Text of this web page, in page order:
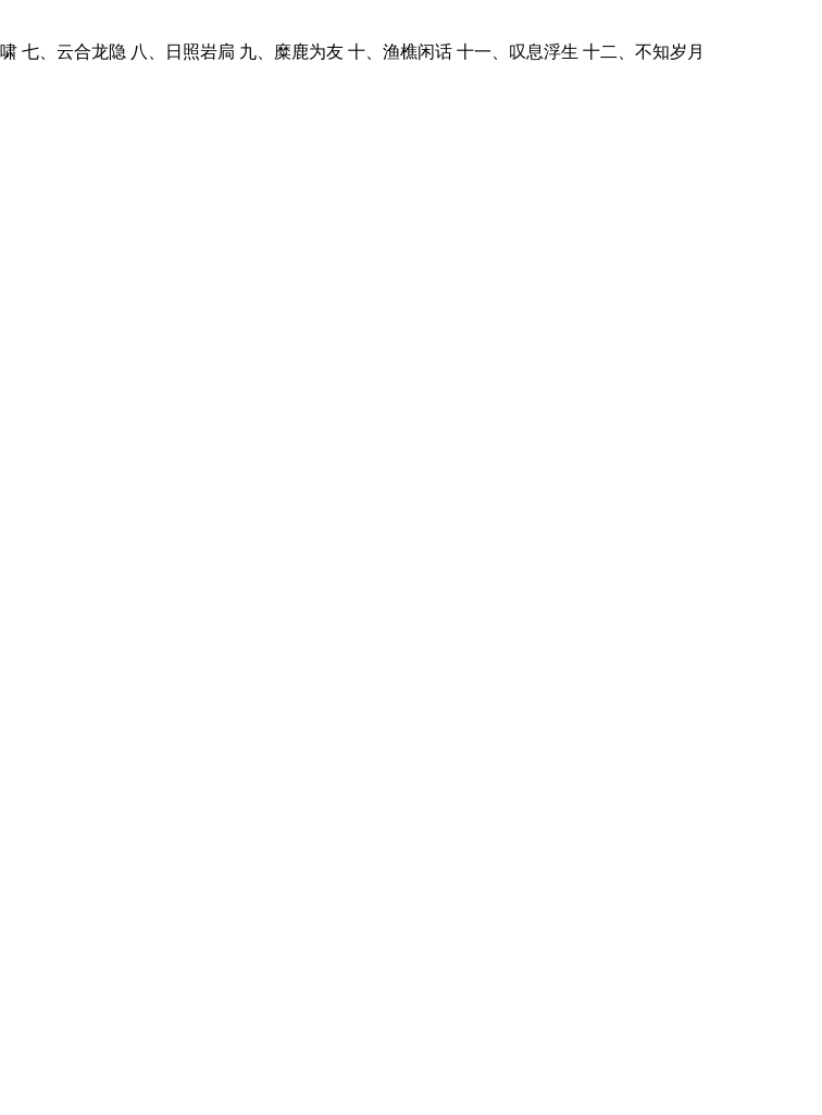
七、云合龙隐 八、日照岩扃 九、糜鹿为友 十、渔樵闲话 十一、叹息浮生 十二、不知岁月